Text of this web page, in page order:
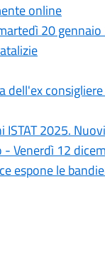
online
20
dell'ex
2025.
- Venerdì 12
espone le